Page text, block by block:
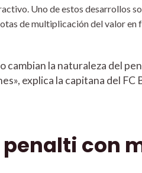
Uno de estos desarrollos
de multiplicación del valor en
cambian la naturaleza del
explica la capitana del
penalti con